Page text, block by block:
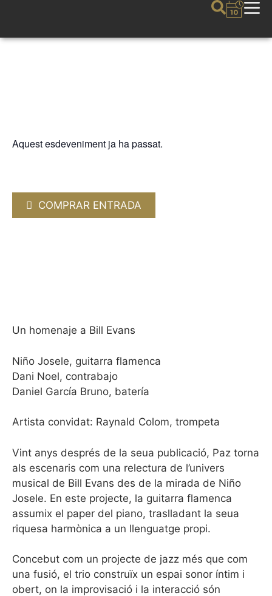
Aquest esdeveniment ja ha passat.
COMPRAR ENTRADA
Un homenaje a Bill Evans
Niño Josele, guitarra flamenca
Dani Noel, contrabajo
Daniel García Bruno, batería
Artista convidat: Raynald Colom, trompeta
Vint anys després de la seua publicació, Paz torna
als escenaris com una relectura de l’univers
musical de Bill Evans des de la mirada de Niño
Josele. En este projecte, la guitarra flamenca
assumix el paper del piano, traslladant la seua
riquesa harmònica a un llenguatge propi.
Concebut com un projecte de jazz més que com
una fusió, el trio construïx un espai sonor íntim i
obert, on la improvisació i la interacció són